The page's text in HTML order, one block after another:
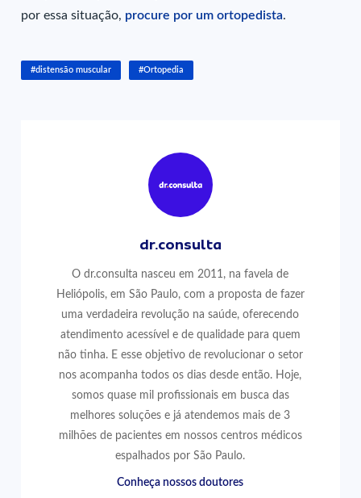
por essa situação, procure por um ortopedista.
#distensão muscular #Ortopedia
dr.consulta
O dr.consulta nasceu em 2011, na favela de
Heliópolis, em São Paulo, com a proposta de fazer
uma verdadeira revolução na saúde, oferecendo
atendimento acessível e de qualidade para quem
não tinha. E esse objetivo de revolucionar o setor
nos acompanha todos os dias desde então. Hoje,
somos quase mil profissionais em busca das
melhores soluções e já atendemos mais de 3
milhões de pacientes em nossos centros médicos
espalhados por São Paulo.
Conheça nossos doutores